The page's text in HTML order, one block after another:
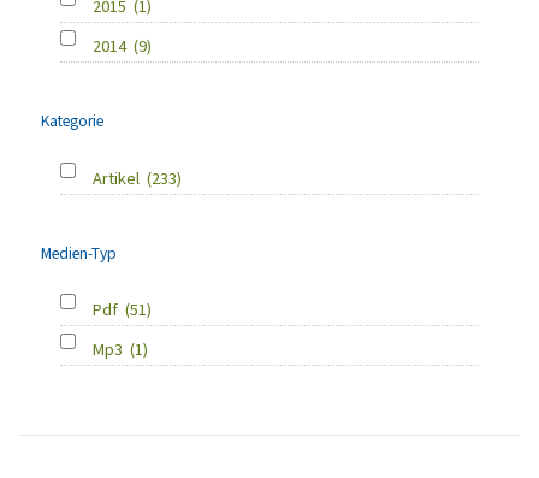
2015 (1)
2014 (9)
Kategorie
Artikel (233)
Medien-Typ
Pdf (51)
Mp3 (1)